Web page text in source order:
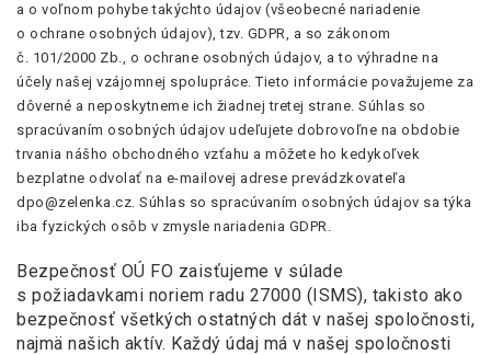
a o voľnom pohybe takýchto údajov (všeobecné nariadenie
o ochrane osobných údajov), tzv. GDPR, a so zákonom
č. 101/2000 Zb., o ochrane osobných údajov, a to výhradne na
účely našej vzájomnej spolupráce. Tieto informácie považujeme za
dôverné a neposkytneme ich žiadnej tretej strane. Súhlas so
spracúvaním osobných údajov udeľujete dobrovoľne na obdobie
trvania nášho obchodného vzťahu a môžete ho kedykoľvek
bezplatne odvolať na e-mailovej adrese prevádzkovateľa
dpo@zelenka.cz. Súhlas so spracúvaním osobných údajov sa týka
iba fyzických osôb v zmysle nariadenia GDPR.
Bezpečnosť OÚ FO zaisťujeme v súlade
s požiadavkami noriem radu 27000 (ISMS), takisto ako
bezpečnosť všetkých ostatných dát v našej spoločnosti,
najmä našich aktív. Každý údaj má v našej spoločnosti